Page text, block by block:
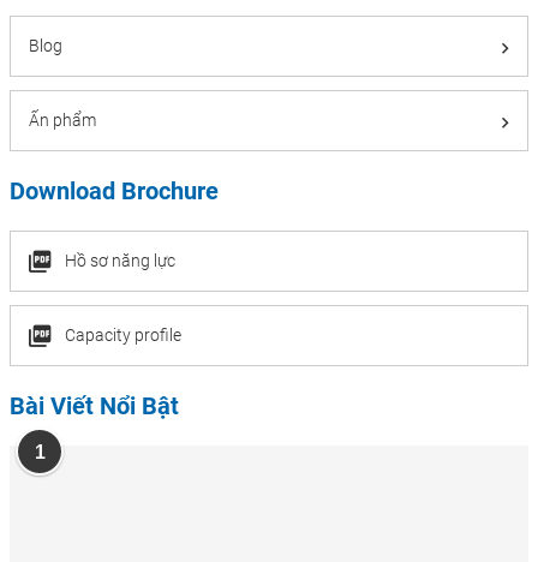
Blog
Ấn phẩm
Download Brochure
Hồ sơ năng lực
Capacity profile
Bài Viết Nổi Bật
1